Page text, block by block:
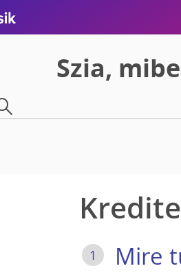
Szia,
1 Mire